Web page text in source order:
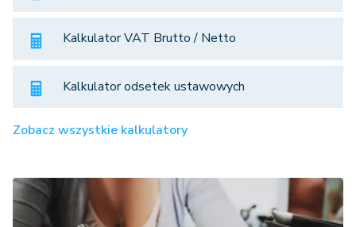
Kalkulator VAT Brutto / Netto
Kalkulator odsetek ustawowych
Zobacz wszystkie kalkulatory